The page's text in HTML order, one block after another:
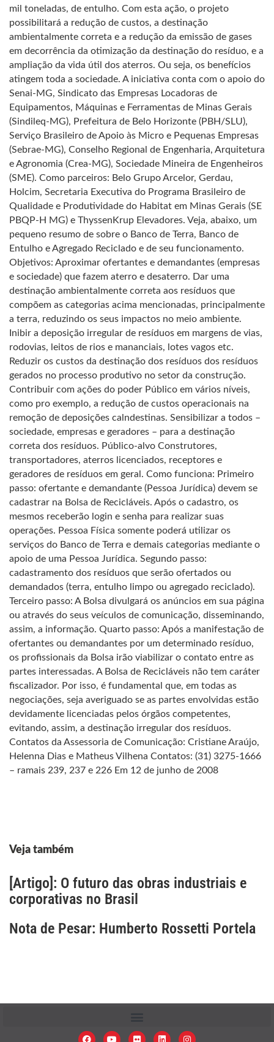
mil toneladas, de entulho. Com esta ação, o projeto
possibilitará a redução de custos, a destinação
ambientalmente correta e a redução da emissão de gases
em decorrência da otimização da destinação do resíduo, e a
ampliação da vida útil dos aterros. Ou seja, os benefícios
atingem toda a sociedade. A iniciativa conta com o apoio do
Senai-MG, Sindicato das Empresas Locadoras de
Equipamentos, Máquinas e Ferramentas de Minas Gerais
(Sindileq-MG), Prefeitura de Belo Horizonte (PBH/SLU),
Serviço Brasileiro de Apoio às Micro e Pequenas Empresas
(Sebrae-MG), Conselho Regional de Engenharia, Arquitetura
e Agronomia (Crea-MG), Sociedade Mineira de Engenheiros
(SME). Como parceiros: Belo Grupo Arcelor, Gerdau,
Holcim, Secretaria Executiva do Programa Brasileiro de
Qualidade e Produtividade do Habitat em Minas Gerais (SE
PBQP-H MG) e ThyssenKrup Elevadores. Veja, abaixo, um
pequeno resumo de sobre o Banco de Terra, Banco de
Entulho e Agregado Reciclado e de seu funcionamento.
Objetivos: Aproximar ofertantes e demandantes (empresas
e sociedade) que fazem aterro e desaterro. Dar uma
destinação ambientalmente correta aos resíduos que
compõem as categorias acima mencionadas, principalmente
a terra, reduzindo os seus impactos no meio ambiente.
Inibir a deposição irregular de resíduos em margens de vias,
rodovias, leitos de rios e mananciais, lotes vagos etc.
Reduzir os custos da destinação dos resíduos dos resíduos
gerados no processo produtivo no setor da construção.
Contribuir com ações do poder Público em vários níveis,
como pro exemplo, a redução de custos operacionais na
remoção de deposições calndestinas. Sensibilizar a todos –
sociedade, empresas e geradores – para a destinação
correta dos resíduos. Público-alvo Construtores,
transportadores, aterros licenciados, receptores e
geradores de resíduos em geral. Como funciona: Primeiro
passo: ofertante e demandante (Pessoa Jurídica) devem se
cadastrar na Bolsa de Recicláveis. Após o cadastro, os
mesmos receberão login e senha para realizar suas
operações. Pessoa Física somente poderá utilizar os
serviços do Banco de Terra e demais categorias mediante o
apoio de uma Pessoa Jurídica. Segundo passo:
cadastramento dos resíduos que serão ofertados ou
demandados (terra, entulho limpo ou agregado reciclado).
Terceiro passo: A Bolsa divulgará os anúncios em sua página
ou através do seus veículos de comunicação, disseminando,
assim, a informação. Quarto passo: Após a manifestação de
ofertantes ou demandantes por um determinado resíduo,
os profissionais da Bolsa irão viabilizar o contato entre as
partes interessadas. A Bolsa de Recicláveis não tem caráter
fiscalizador. Por isso, é fundamental que, em todas as
negociações, seja averiguado se as partes envolvidas estão
devidamente licenciadas pelos órgãos competentes,
evitando, assim, a destinação irregular dos resíduos.
Contatos da Assessoria de Comunicação: Cristiane Araújo,
Helenna Dias e Matheus Vilhena Contatos: (31) 3275-1666
– ramais 239, 237 e 226 Em 12 de junho de 2008
Veja também
[Artigo]: O futuro das obras industriais e
corporativas no Brasil
Nota de Pesar: Humberto Rossetti Portela